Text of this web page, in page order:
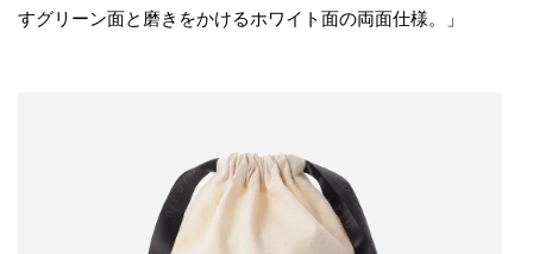
すグリーン面と磨きをかけるホワイト面の両面仕様。」